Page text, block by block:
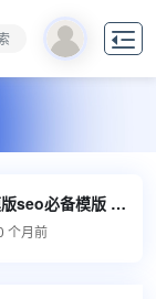

【YM1001】苹果cmsv10模版seo必备模版 高价买的 自己没有做站了
个月前